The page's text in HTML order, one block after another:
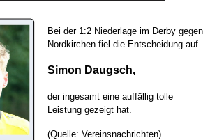
Bei der 1:2 Niederlage im Derby gegen
Nordkirchen fiel die Entscheidung auf
Simon Daugsch,
der ingesamt eine auffällig tolle
Leistung gezeigt hat.
(Quelle: Vereinsnachrichten)